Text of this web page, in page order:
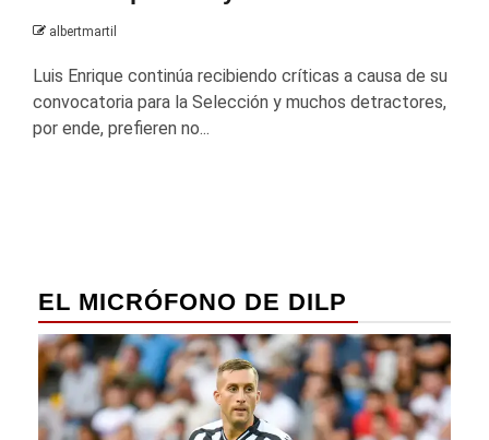
albertmartil
Luis Enrique continúa recibiendo críticas a causa de su
convocatoria para la Selección y muchos detractores,
por ende, prefieren no...
EL MICRÓFONO DE DILP